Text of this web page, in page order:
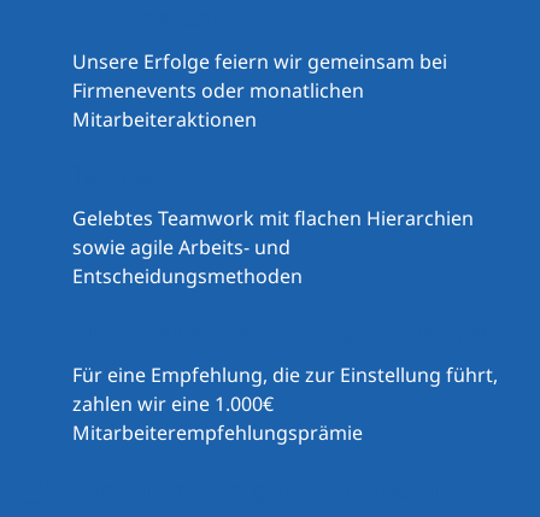
Unsere Erfolge feiern wir gemeinsam bei
Firmenevents oder monatlichen
Mitarbeiteraktionen
Gelebtes Teamwork mit flachen Hierarchien
sowie agile Arbeits- und
Entscheidungsmethoden
Für eine Empfehlung, die zur Einstellung führt,
zahlen wir eine 1.000€
Mitarbeiterempfehlungsprämie